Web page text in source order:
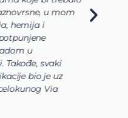
u mom
i
u
svaki
bio je uz
Via